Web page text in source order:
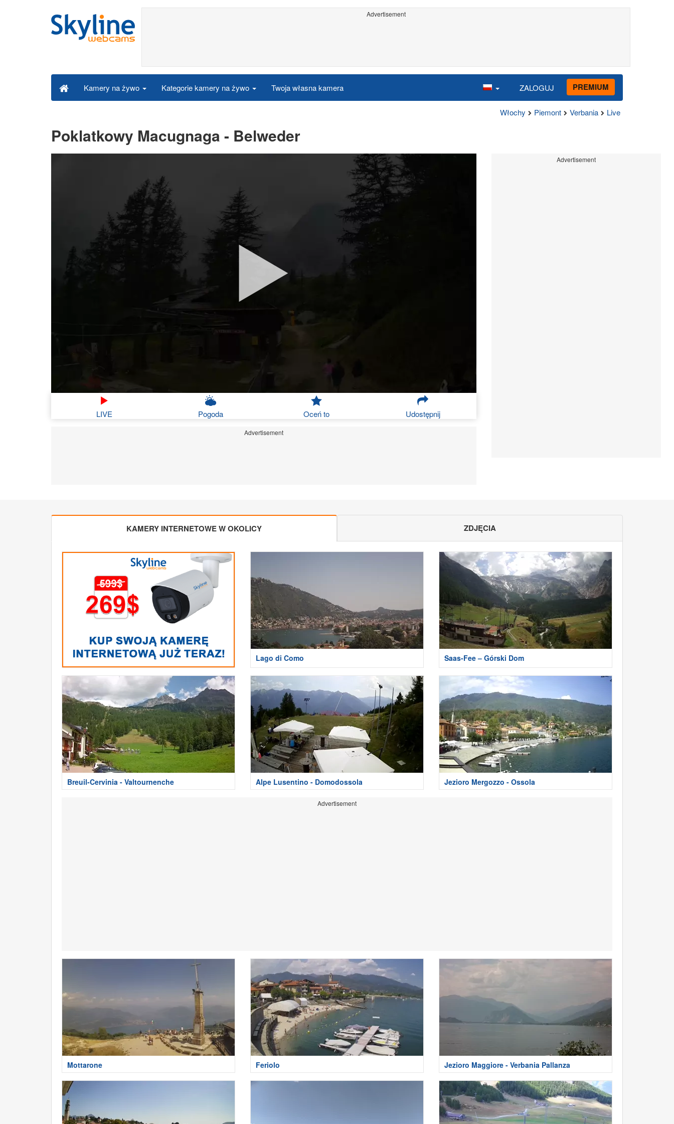
Advertisement
Kamery na żywo Kategorie kamery na żywo Twoja własna kamera ZALOGUJ PREMIUM
Włochy Piemont Verbania Live
Poklatkowy Macugnaga - Belweder
LIVE Pogoda Oceń to Udostępnij
Advertisement
Advertisement
KAMERY INTERNETOWE W OKOLICY ZDJĘCIA
Lago di Como Saas-Fee – Górski Dom
Breuil-Cervinia - Valtournenche Alpe Lusentino - Domodossola Jezioro Mergozzo - Ossola
Advertisement
Mottarone Feriolo Jezioro Maggiore - Verbania Pallanza